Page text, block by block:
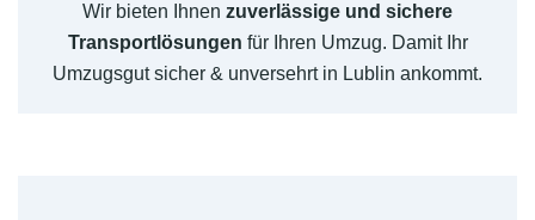
Wir bieten Ihnen zuverlässige und sichere
Transportlösungen für Ihren Umzug. Damit Ihr
Umzugsgut sicher & unversehrt in Lublin ankommt.